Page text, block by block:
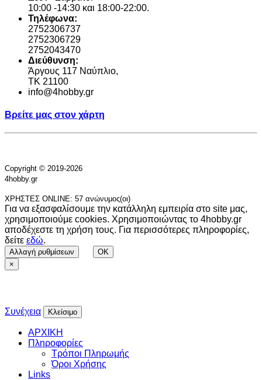
10:00 -14:30 και 18:00-22:00.
Τηλέφωνα:
2752306737
2752306729
2752043470
Διεύθυνση:
Άργους 117 Ναύπλιο,
TK 21100
info@4hobby.gr
Βρείτε μας στον χάρτη
Copyright © 2019-2026
4hobby.gr
ΧΡΗΣΤΕΣ ONLINE: 57 ανώνυμος(οι)
Για να εξασφαλίσουμε την κατάλληλη εμπειρία στο site μας,
χρησιμοποιούμε cookies. Χρησιμοποιώντας το 4hobby.gr
αποδέχεστε τη χρήση τους. Για περισσότερες πληροφορίες,
δείτε εδώ.
Αλλαγή ρυθμίσεων
OK
×
Συνέχεια Κλείσιμο
ΑΡΧΙΚΗ
Πληροφορίες
Τρόποι Πληρωμής
Όροι Χρήσης
Links